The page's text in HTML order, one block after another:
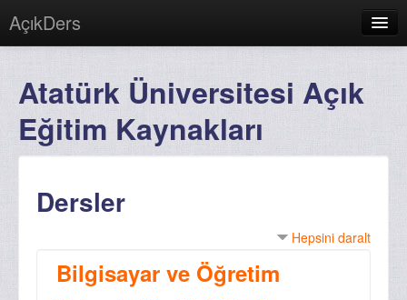
AçıkDers
Giriş yapmadınız. (Giriş yap)
Atatürk Üniversitesi Açık
Eğitim Kaynakları
Dersler
Hepsini daralt
Bilgisayar ve Öğretim